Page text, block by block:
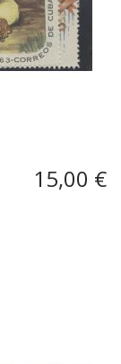
15,00 €